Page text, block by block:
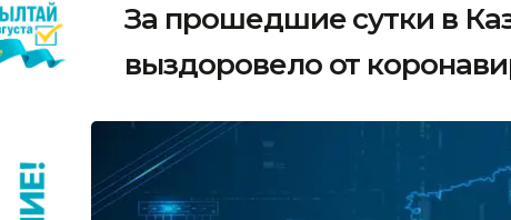
За прошедшие сутки в
выздоровело от